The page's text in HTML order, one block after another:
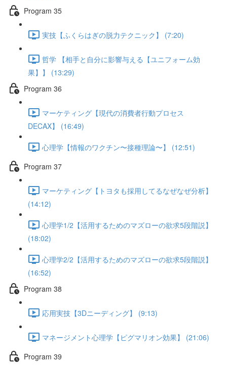
Program 35
実技【ふくらはぎの脱力テクニック】 (7:20)
哲学 【相手と自分に影響与える【ユニフォーム効
果】】 (13:29)
Program 36
マーケティング【現代の消費者行動プロセス
DECAX】 (16:49)
心理学【情報のワクチン〜接種理論〜】 (12:51)
Program 37
マーケティング【トヨタも採用してるなぜなぜ分析】
(14:12)
心理学1/2【活用するためのマズローの欲求5段階説】
(18:02)
心理学2/2【活用するためのマズローの欲求5段階説】
(16:52)
Program 38
応用実技【3Dニーディング】 (9:13)
マネージメント心理学【ピグマリオン効果】 (21:06)
Program 39